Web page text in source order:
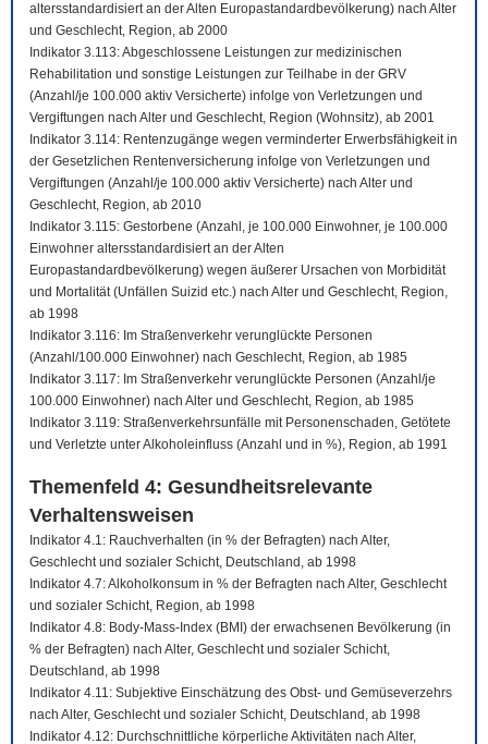
altersstandardisiert an der Alten Europastandardbevölkerung) nach Alter
und Geschlecht, Region, ab 2000
Indikator 3.113: Abgeschlossene Leistungen zur medizinischen
Rehabilitation und sonstige Leistungen zur Teilhabe in der GRV
(Anzahl/je 100.000 aktiv Versicherte) infolge von Verletzungen und
Vergiftungen nach Alter und Geschlecht, Region (Wohnsitz), ab 2001
Indikator 3.114: Rentenzugänge wegen verminderter Erwerbsfähigkeit in
der Gesetzlichen Rentenversicherung infolge von Verletzungen und
Vergiftungen (Anzahl/je 100.000 aktiv Versicherte) nach Alter und
Geschlecht, Region, ab 2010
Indikator 3.115: Gestorbene (Anzahl, je 100.000 Einwohner, je 100.000
Einwohner altersstandardisiert an der Alten
Europastandardbevölkerung) wegen äußerer Ursachen von Morbidität
und Mortalität (Unfällen Suizid etc.) nach Alter und Geschlecht, Region,
ab 1998
Indikator 3.116: Im Straßenverkehr verunglückte Personen
(Anzahl/100.000 Einwohner) nach Geschlecht, Region, ab 1985
Indikator 3.117: Im Straßenverkehr verunglückte Personen (Anzahl/je
100.000 Einwohner) nach Alter und Geschlecht, Region, ab 1985
Indikator 3.119: Straßenverkehrsunfälle mit Personenschaden, Getötete
und Verletzte unter Alkoholeinfluss (Anzahl und in %), Region, ab 1991
Themenfeld 4: Gesundheitsrelevante
Verhaltensweisen
Indikator 4.1: Rauchverhalten (in % der Befragten) nach Alter,
Geschlecht und sozialer Schicht, Deutschland, ab 1998
Indikator 4.7: Alkoholkonsum in % der Befragten nach Alter, Geschlecht
und sozialer Schicht, Region, ab 1998
Indikator 4.8: Body-Mass-Index (BMI) der erwachsenen Bevölkerung (in
% der Befragten) nach Alter, Geschlecht und sozialer Schicht,
Deutschland, ab 1998
Indikator 4.11: Subjektive Einschätzung des Obst- und Gemüseverzehrs
nach Alter, Geschlecht und sozialer Schicht, Deutschland, ab 1998
Indikator 4.12: Durchschnittliche körperliche Aktivitäten nach Alter,